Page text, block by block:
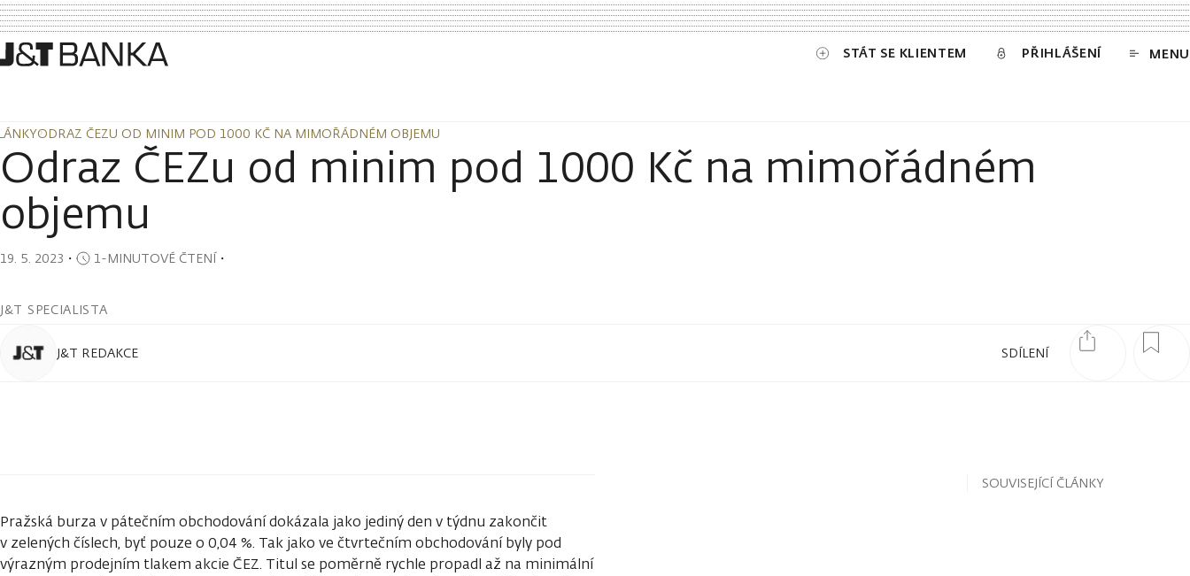
STÁT SE KLIENTEM PŘIHLÁŠENÍ MENU
ODRAZ ČEZU OD MINIM POD 1000 KČ NA MIMOŘÁDNÉM OBJEMU
ODRAZ ČEZU OD MINIM POD 1000 KČ NA MIMOŘÁDNÉM OBJEMU
Odraz ČEZu od minim pod 1000 Kč na mimořádném
objemu
19. 5. 2023 ・ 1-MINUTOVÉ ČTENÍ・
J&T SPECIALISTA
SDÍLENÍ
J&T REDAKCE
Pražská burza v pátečním obchodování dokázala jako jediný den v týdnu zakončit
v zelených číslech, byť pouze o 0,04 %. Tak jako ve čtvrtečním obchodování byly pod
výrazným prodejním tlakem akcie ČEZ. Titul se poměrně rychle propadl až na minimální
SOUVISEJÍCÍ ČLÁNKY